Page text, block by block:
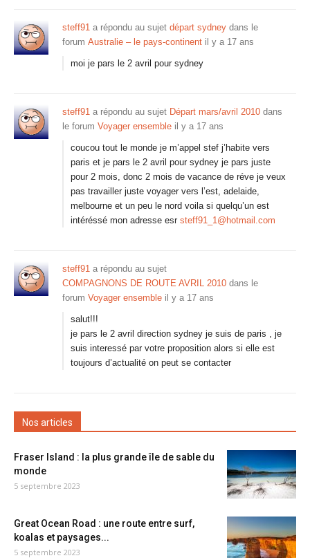
steff91 a répondu au sujet départ sydney dans le
forum Australie – le pays-continent il y a 17 ans
moi je pars le 2 avril pour sydney
steff91 a répondu au sujet Départ mars/avril 2010 dans
le forum Voyager ensemble il y a 17 ans
coucou tout le monde je m’appel stef j’habite vers
paris et je pars le 2 avril pour sydney je pars juste
pour 2 mois, donc 2 mois de vacance de réve je veux
pas travailler juste voyager vers l’est, adelaide,
melbourne et un peu le nord voila si quelqu’un est
intéréssé mon adresse esr steff91_1@hotmail.com
steff91 a répondu au sujet
COMPAGNONS DE ROUTE AVRIL 2010 dans le
forum Voyager ensemble il y a 17 ans
salut!!!
je pars le 2 avril direction sydney je suis de paris , je
suis interessé par votre proposition alors si elle est
toujours d’actualité on peut se contacter
Nos articles
Fraser Island : la plus grande île de sable du
monde
5 septembre 2023
Great Ocean Road : une route entre surf,
koalas et paysages...
5 septembre 2023